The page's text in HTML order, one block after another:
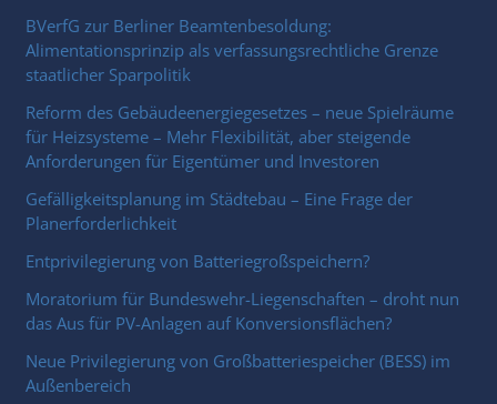
BVerfG zur Berliner Beamtenbesoldung:
Alimentationsprinzip als verfassungsrechtliche Grenze
staatlicher Sparpolitik
Reform des Gebäudeenergiegesetzes – neue Spielräume
für Heizsysteme – Mehr Flexibilität, aber steigende
Anforderungen für Eigentümer und Investoren
Gefälligkeitsplanung im Städtebau – Eine Frage der
Planerforderlichkeit
Entprivilegierung von Batteriegroßspeichern?
Moratorium für Bundeswehr-Liegenschaften – droht nun
das Aus für PV-Anlagen auf Konversionsflächen?
Neue Privilegierung von Großbatteriespeicher (BESS) im
Außenbereich